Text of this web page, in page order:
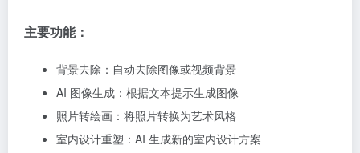
主要功能：
背景去除：自动去除图像或视频背景
AI 图像生成：根据文本提示生成图像
照片转绘画：将照片转换为艺术风格
室内设计重塑：AI 生成新的室内设计方案